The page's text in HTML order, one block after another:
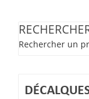
Rechercher un